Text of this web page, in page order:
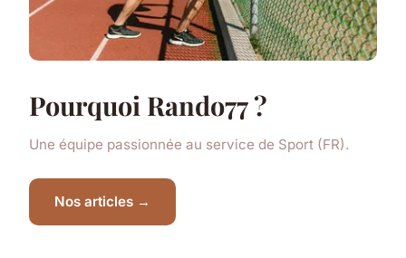
Pourquoi Rando77 ?
Une équipe passionnée au service de Sport (FR).
Nos articles →